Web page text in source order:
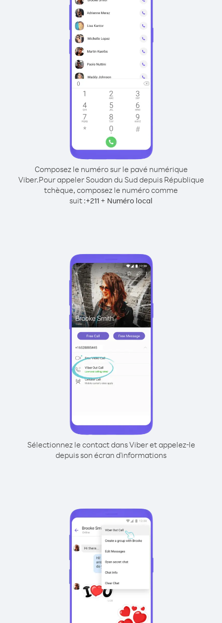
Composez le numéro sur le pavé numérique
Viber.Pour appeler Soudan du Sud depuis République
tchèque, composez le numéro comme
suit :+211 + Numéro local
Sélectionnez le contact dans Viber et appelez-le
depuis son écran d'informations